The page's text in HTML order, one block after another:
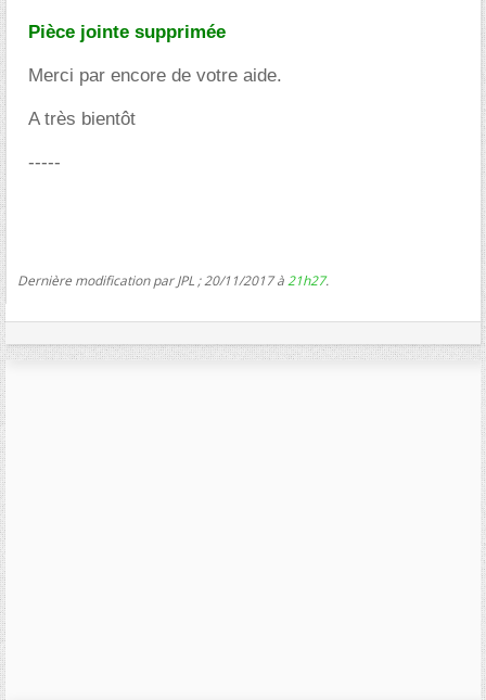
Pièce jointe supprimée
Merci par encore de votre aide.
A très bientôt
-----
Dernière modification par JPL ; 20/11/2017 à21h27.